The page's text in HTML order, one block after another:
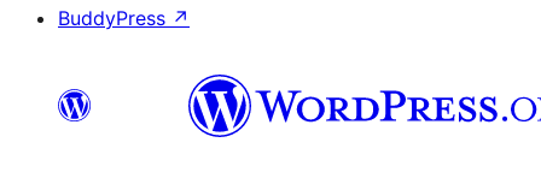
BuddyPress ↗